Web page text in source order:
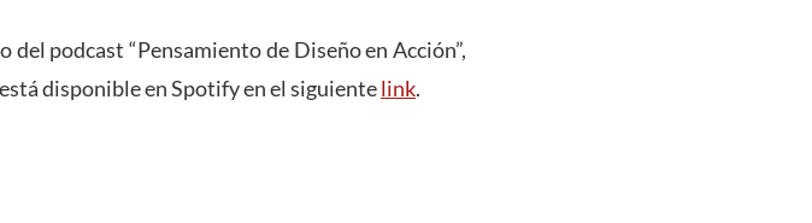
podcast “Pensamiento de Diseño en Acción”,
disponible en Spotify en el siguientelink.